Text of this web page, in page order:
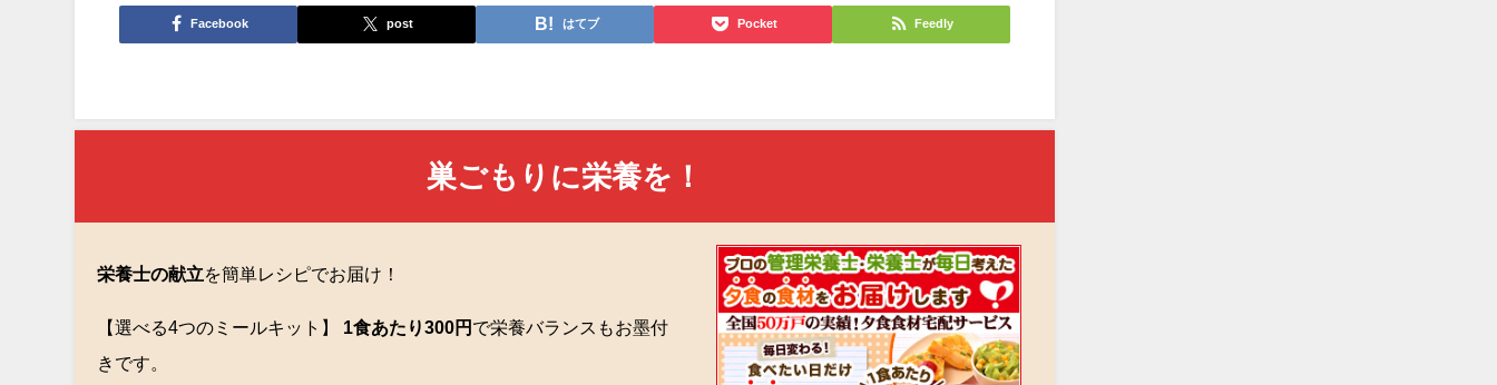
Facebook post はてブ Pocket Feedly
巣ごもりに栄養を！
栄養士の献立を簡単レシピでお届け！
【選べる4つのミールキット】 1食あたり300円 で栄養バランスもお墨付
きです。